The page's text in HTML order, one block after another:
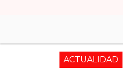
ACTUALIDAD